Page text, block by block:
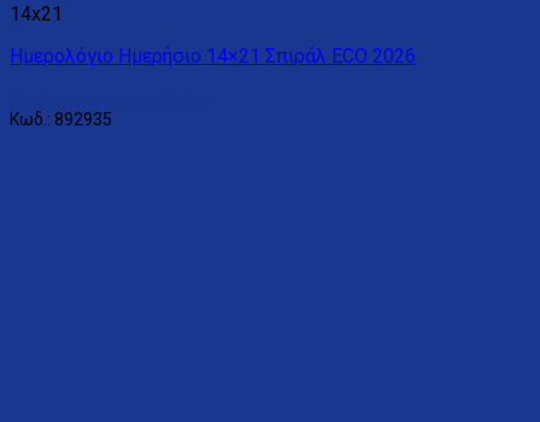
14x21
Ημερολόγιο Ημερήσιο 14×21 Σπιράλ ECO 2026
Κωδ.: 892935